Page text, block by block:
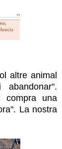
altre animal
compra una
La nostra